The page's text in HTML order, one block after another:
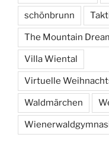
schönbrunn
The Mountain
Villa Wiental
Virtuelle
Waldmärchen